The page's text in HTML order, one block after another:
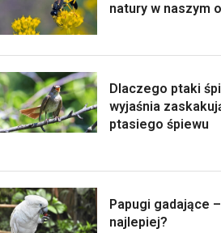
natury w naszym
Dlaczego ptaki
wyjaśnia
ptasiego śpiewu
Papugi gadające
najlepiej?